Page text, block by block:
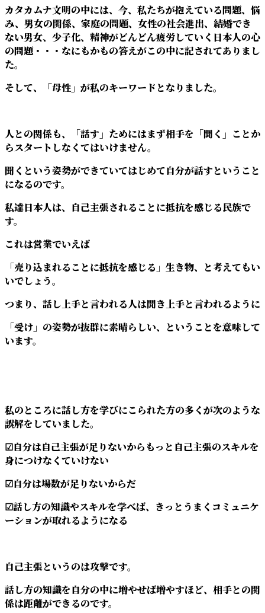
カタカムナ文明の中には、今、私たちが抱えている問題、悩
み、男女の関係、家庭の問題、女性の社会進出、結婚でき
ない男女、少子化、精神がどんどん疲労していく日本人の心
の問題・・・なにもかもの答えがこの中に記されてありまし
た。
そして、「母性」が私のキーワードとなりました。
人との関係も、「話す」ためにはまず相手を「聞く」ことか
らスタートしなくてはいけません。
聞くという姿勢ができていてはじめて自分が話すということ
になるのです。
私達日本人は、自己主張されることに抵抗を感じる民族で
す。
これは営業でいえば
「売り込まれることに抵抗を感じる」生き物、と考えてもい
いでしょう。
つまり、話し上手と言われる人は聞き上手と言われるように
「受け」の姿勢が抜群に素晴らしい、ということを意味して
います。
私のところに話し方を学びにこられた方の多くが次のような
誤解をしていました。
☑自分は自己主張が足りないからもっと自己主張のスキルを
身につけなくていけない
☑自分は場数が足りないからだ
☑話し方の知識やスキルを学べば、きっとうまくコミュニケ
ーションが取れるようになる
自己主張というのは攻撃です。
話し方の知識を自分の中に増やせば増やすほど、相手との関
係は距離ができるのです。